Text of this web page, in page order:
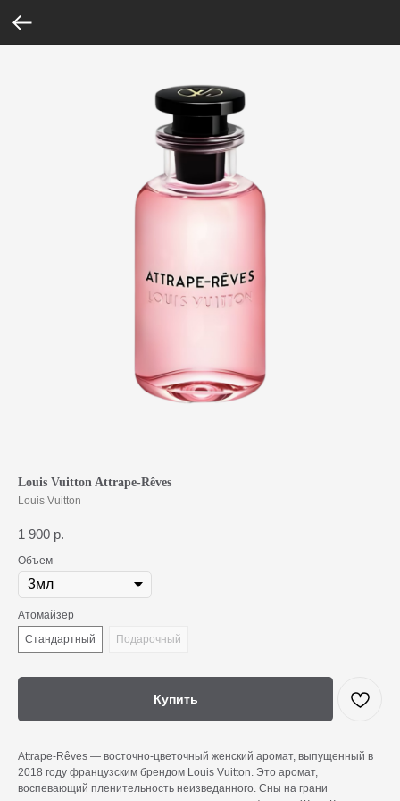
Louis Vuitton Attrape-Rêves
Louis Vuitton
1 900 р.
Объем
Атомайзер
Стандартный
Подарочный
Купить
Attrape-Rêves — восточно-цветочный женский аромат, выпущенный в
2018 году французским брендом Louis Vuitton. Это аромат,
воспевающий пленительность неизведанного. Сны на грани